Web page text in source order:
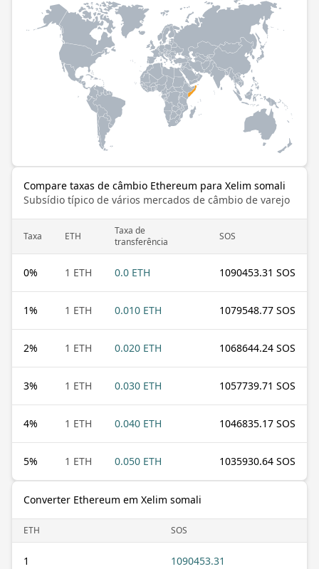
Compare taxas de câmbio Ethereum para Xelim somali
Subsídio típico de vários mercados de câmbio de varejo
Taxa ETH
Taxa de
transferência
SOS
0% 1 ETH 0.0 ETH 1090453.31 SOS
1% 1 ETH 0.010 ETH 1079548.77 SOS
2% 1 ETH 0.020 ETH 1068644.24 SOS
3% 1 ETH 0.030 ETH 1057739.71 SOS
4% 1 ETH 0.040 ETH 1046835.17 SOS
5% 1 ETH 0.050 ETH 1035930.64 SOS
Converter Ethereum em Xelim somali
ETH SOS
1 1090453.31